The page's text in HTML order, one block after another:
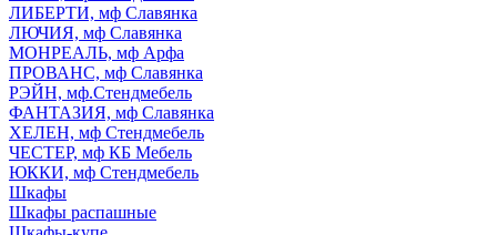
ЛИБЕРТИ, мф Славянка
ЛЮЧИЯ, мф Славянка
МОНРЕАЛЬ, мф Арфа
ПРОВАНС, мф Славянка
РЭЙН, мф.Стендмебель
ФАНТАЗИЯ, мф Славянка
ХЕЛЕН, мф Стендмебель
ЧЕСТЕР, мф КБ Мебель
ЮККИ, мф Стендмебель
Шкафы
Шкафы распашные